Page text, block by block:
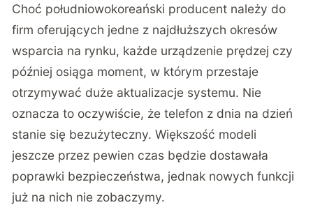
Choć południowokoreański producent należy do
firm oferujących jedne z najdłuższych okresów
wsparcia na rynku, każde urządzenie prędzej czy
później osiąga moment, w którym przestaje
otrzymywać duże aktualizacje systemu. Nie
oznacza to oczywiście, że telefon z dnia na dzień
stanie się bezużyteczny. Większość modeli
jeszcze przez pewien czas będzie dostawała
poprawki bezpieczeństwa, jednak nowych funkcji
już na nich nie zobaczymy.